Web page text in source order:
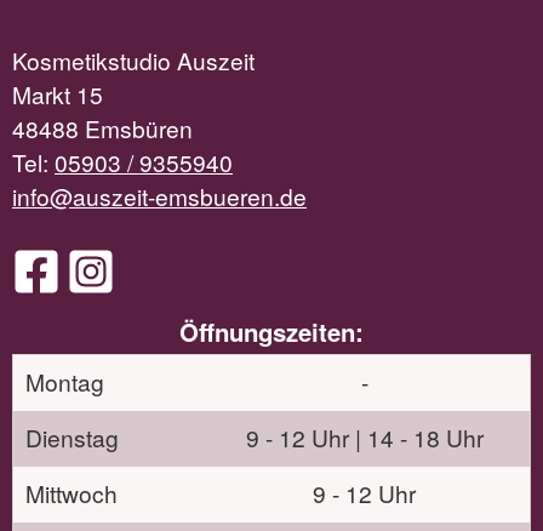
Kosmetikstudio Auszeit
Markt 15
48488 Emsbüren
Tel: 05903 / 9355940
info@auszeit-emsbueren.de
Öffnungszeiten:
Montag
-
Dienstag
9 - 12 Uhr | 14 - 18 Uhr
Mittwoch
9 - 12 Uhr